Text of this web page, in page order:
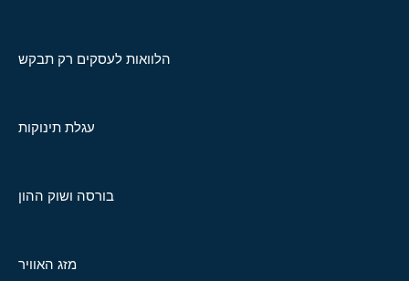
הלוואות לעסקים רק תבקש
עגלת תינוקות
בורסה ושוק ההון
מזג האוויר